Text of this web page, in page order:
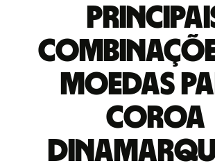
moedas
Coroa